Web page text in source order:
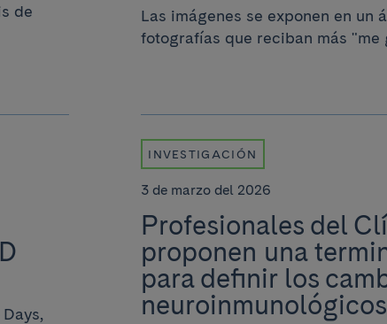
de
Las imágenes se exponen en un
fotografías que reciban más "me
INVESTIGACIÓN
3 de marzo del 2026
Profesionales del
proponen una
para definir los